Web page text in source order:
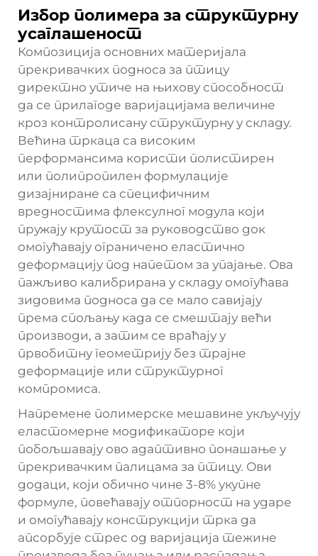
Избор полимера за структурну
усаглашеност
Композиција основних материјала
прекривачких подноса за птицу
директно утиче на њихову способност
да се прилагоде варијацијама величине
кроз контролисану структурну у складу.
Већина тркаца са високим
перформансима користи полистирен
или полипропилен формулације
дизајниране са специфичним
вредностима флексулног модула који
пружају крутост за руководство док
омогућавају ограничено еластично
деформацију под напетом за упајање. Ова
пажљиво калибрирана у складу омогућава
зидовима подноса да се мало савијају
према спољању када се смештају већи
производи, а затим се враћају у
првобитну геометрију без трајне
деформације или структурног
компромиса.
Напремене полимерске мешавине укључују
еластомерне модификаторе који
побољшавају ово адаптивно понашање у
прекривачким палицама за птицу. Ови
додаци, који обично чине 3-8% укупне
формуле, повећавају отпорност на ударе
и омогућавају конструкцији трка да
апсорбује стрес од варијација тежине